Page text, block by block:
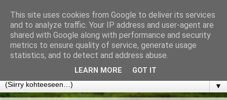
www.jyrkikokko.fi
Uusi Suunta - Jokainen hetki tarjoaa tilaisuuden muuttaa
▼
This site uses cookies from Google to deliver its services
and to analyze traffic. Your IP address and user-agent are
shared with Google along with performance and security
metrics to ensure quality of service, generate usage
statistics, and to detect and address abuse.
LEARN MORE GOT IT